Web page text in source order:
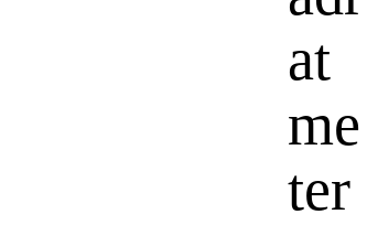
at
me
ter